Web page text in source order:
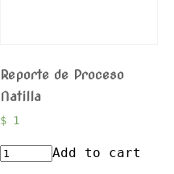
Reporte de Proceso
Natilla
$ 1
Add to cart